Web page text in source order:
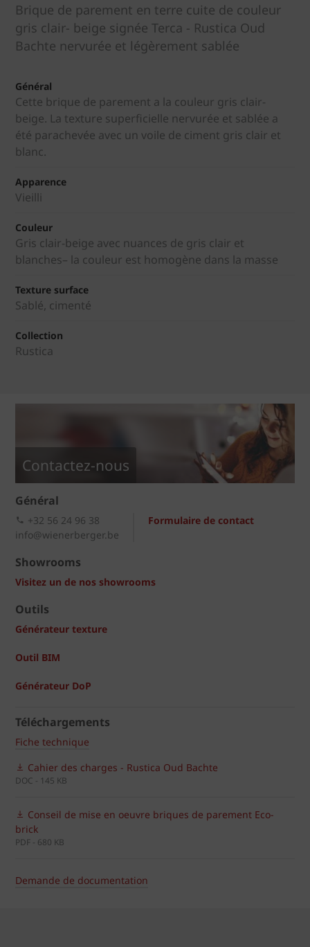
Brique de parement en terre cuite de couleur
gris clair- beige signée Terca - Rustica Oud
Bachte nervurée et légèrement sablée
Général
Cette brique de parement a la couleur gris clair-
beige. La texture superficielle nervurée et sablée a
été parachevée avec un voile de ciment gris clair et
blanc.
Apparence
Vieilli
Couleur
Gris clair-beige avec nuances de gris clair et
blanches– la couleur est homogène dans la masse
Texture surface
Sablé, cimenté
Collection
Rustica
Contactez-nous
Général
Formulaire de contact
+32 56 24 96 38
info@wienerberger.be
Showrooms
Visitez un de nos showrooms
Outils
Générateur texture
Outil BIM
Générateur DoP
Téléchargements
Fiche technique
Cahier des charges - Rustica Oud Bachte
DOC - 145 KB
Conseil de mise en oeuvre briques de parement Eco-
brick
PDF - 680 KB
Demande de documentation